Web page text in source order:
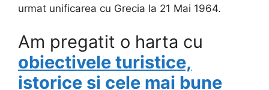
urmat unificarea cu Grecia la 21 Mai 1964.
Am pregatit o harta cu
obiectivele turistice,
istorice si cele mai bune